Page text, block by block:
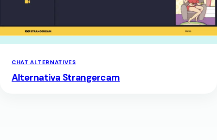
CHAT ALTERNATIVES
Alternativa Strangercam